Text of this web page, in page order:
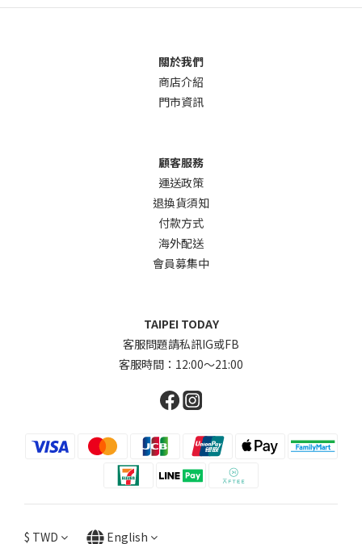
關於我們
商店介紹
門市資訊
顧客服務
運送政策
退換貨須知
付款方式
海外配送
會員募集中
TAIPEI TODAY
客服問題請私訊IG或FB
客服時間：12:00～21:00
$ TWD English